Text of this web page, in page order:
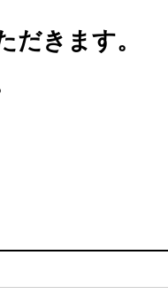
だきます。